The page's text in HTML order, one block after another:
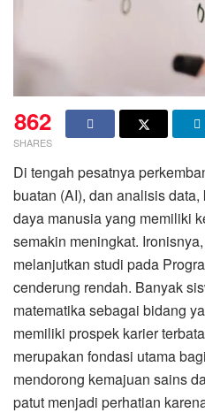
862
SHARES
Di tengah pesatnya
buatan (AI), dan analisis
daya manusia yang memiliki
semakin meningkat.
melanjutkan studi pada
cenderung rendah. Banyak
matematika sebagai bidang
memiliki prospek karier
merupakan fondasi utama
mendorong kemajuan sains
patut menjadi perhatian